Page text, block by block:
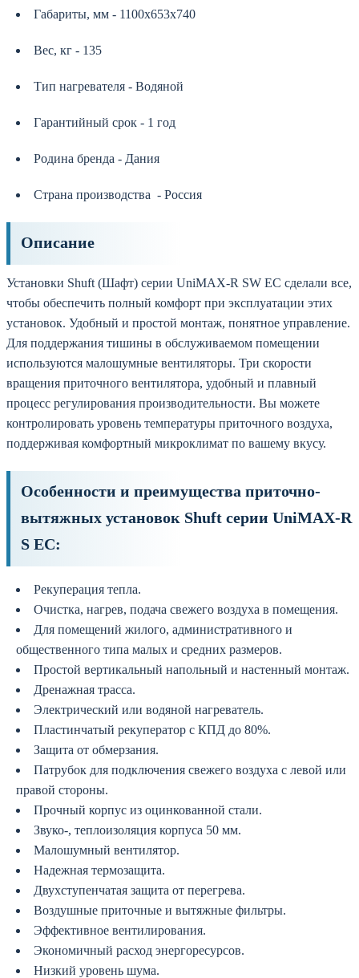
Габариты, мм - 1100х653х740
Вес, кг - 135
Тип нагревателя - Водяной
Гарантийный срок - 1 год
Родина бренда - Дания
Страна производства - Россия
Описание
Установки Shuft (Шафт) серии UniMAX-R SW EC сделали все,
чтобы обеспечить полный комфорт при эксплуатации этих
установок. Удобный и простой монтаж, понятное управление.
Для поддержания тишины в обслуживаемом помещении
используются малошумные вентиляторы. Три скорости
вращения приточного вентилятора, удобный и плавный
процесс регулирования производительности. Вы можете
контролировать уровень температуры приточного воздуха,
поддерживая комфортный микроклимат по вашему вкусу.
Особенности и преимущества приточно-
вытяжных установок Shuft серии UniMAX-R
S EC:
Рекуперация тепла.
Очистка, нагрев, подача свежего воздуха в помещения.
Для помещений жилого, административного и
общественного типа малых и средних размеров.
Простой вертикальный напольный и настенный монтаж.
Дренажная трасса.
Электрический или водяной нагреватель.
Пластинчатый рекуператор с КПД до 80%.
Защита от обмерзания.
Патрубок для подключения свежего воздуха с левой или
правой стороны.
Прочный корпус из оцинкованной стали.
Звуко-, теплоизоляция корпуса 50 мм.
Малошумный вентилятор.
Надежная термозащита.
Двухступенчатая защита от перегрева.
Воздушные приточные и вытяжные фильтры.
Эффективное вентилирования.
Экономичный расход энергоресурсов.
Низкий уровень шума.